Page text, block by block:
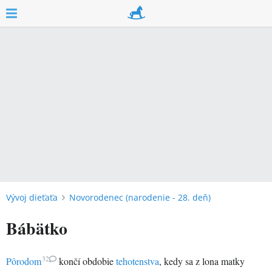
Vývoj dieťaťa Novorodenec (narodenie - 28. deň)
Bábätko
Pôrodom32 končí obdobietehotenstva, kedy sa z lona matky